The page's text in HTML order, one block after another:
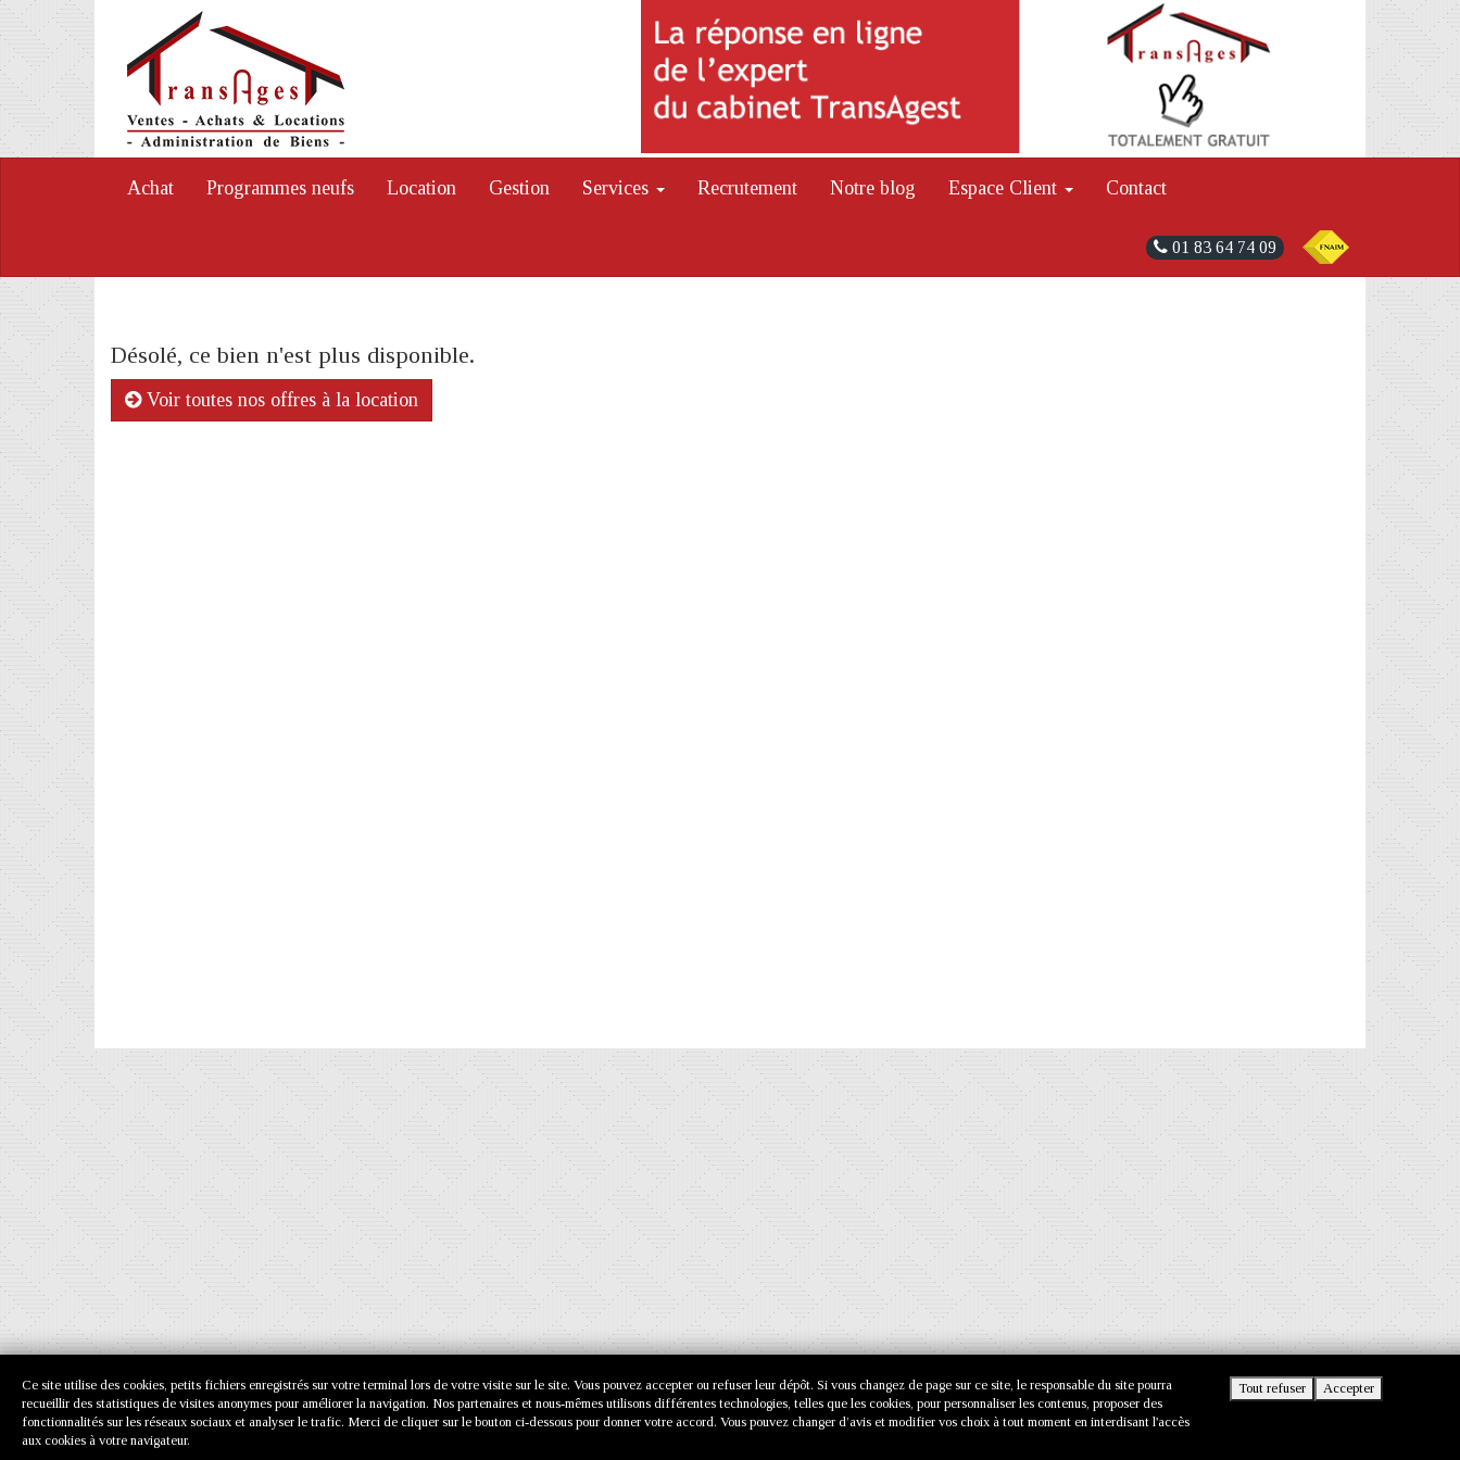
Ce site utilise des cookies, petits fichiers enregistrés sur votre terminal lors de votre visite sur le site. Vous pouvez accepter ou refuser leur dépôt. Si vous changez de page sur ce site, le responsable du site pourra
recueillir des statistiques de visites anonymes pour améliorer la navigation. Nos partenaires et nous-mêmes utilisons différentes technologies, telles que les cookies, pour personnaliser les contenus, proposer des
fonctionnalités sur les réseaux sociaux et analyser le trafic. Merci de cliquer sur le bouton ci-dessous pour donner votre accord. Vous pouvez changer d’avis et modifier vos choix à tout moment en interdisant l'accès
aux cookies à votre navigateur.
Tout refuser Accepter
Achat Programmes neufs Location Gestion Services Recrutement Notre blog Espace Client Contact
01 83 64 74 09
Désolé, ce bien n'est plus disponible.
Voir toutes nos offres à la location